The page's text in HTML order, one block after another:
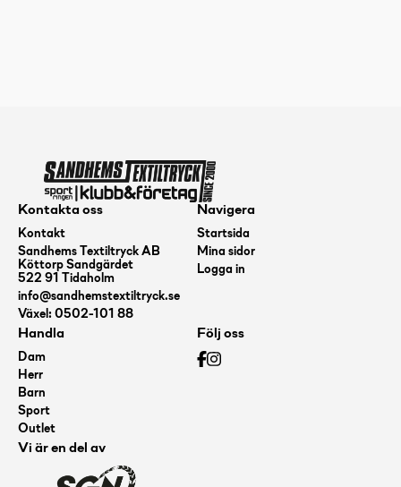
Kontakta oss
Kontakt
Sandhems Textiltryck AB
Köttorp Sandgärdet
522 91 Tidaholm
info@sandhemstextiltryck.se
Växel: 0502-101 88
Navigera
Startsida
Mina sidor
Logga in
Handla
Dam
Herr
Barn
Sport
Outlet
Följ oss
Vi är en del av